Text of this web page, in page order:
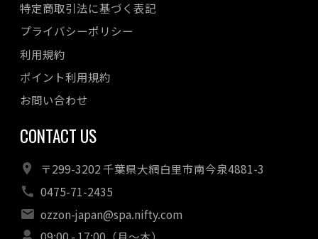
特定商取引法に基づく表記
プライバシーポリシー
利用規約
ポイント利用規約
お問い合わせ
CONTACT US
〒299-3202 千葉県大網白里市南今泉4881-3
0475-71-2435
ozzon-japan@spa.nifty.com